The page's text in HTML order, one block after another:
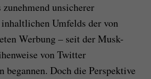
unsicherer
Umfelds der von
Werbung – seit der Musk-
von Twitter
begannen. Doch die Perspektive